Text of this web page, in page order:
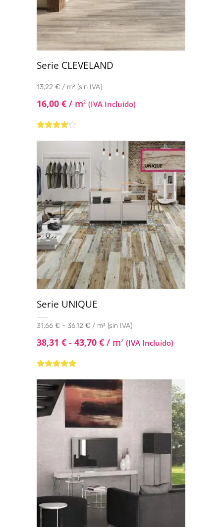
Serie CLEVELAND
13,22 € / m² (sin IVA)
16,00 € / m2 (IVA Incluido)
con4.00
Serie UNIQUE
31,66 € - 36,12 € / m² (sin IVA)
38,31 € - 43,70 € / m2 (IVA Incluido)
5.00
de 5